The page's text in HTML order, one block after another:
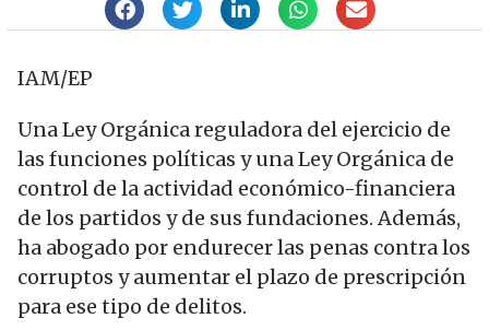
IAM/EP
Una Ley Orgánica reguladora del ejercicio de
las funciones políticas y una Ley Orgánica de
control de la actividad económico-financiera
de los partidos y de sus fundaciones. Además,
ha abogado por endurecer las penas contra los
corruptos y aumentar el plazo de prescripción
para ese tipo de delitos.